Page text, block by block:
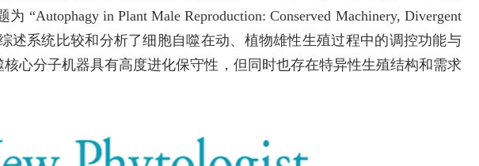
“Autophagy in Plant Male Reproduction: Conserved Machinery, Divergent
述系统比较和分析了细胞自噬在动、植物雄性生殖过程中的调控功能与
心分子机器具有高度进化保守性，但同时也存在特异性生殖结构和需求